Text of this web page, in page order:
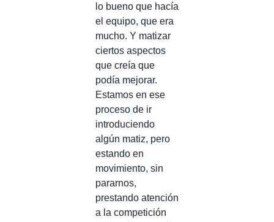
lo bueno que hacía
el equipo, que era
mucho. Y matizar
ciertos aspectos
que creía que
podía mejorar.
Estamos en ese
proceso de ir
introduciendo
algún matiz, pero
estando en
movimiento, sin
pararnos,
prestando atención
a la competición